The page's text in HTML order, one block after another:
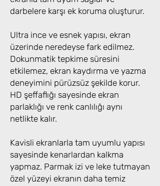
darbelere karşı ek koruma oluşturur.
Ultra ince ve esnek yapısı, ekran
üzerinde neredeyse fark edilmez.
Dokunmatik tepkime süresini
etkilemez, ekran kaydırma ve yazma
deneyimini pürüzsüz şekilde korur.
HD şeffaflığı sayesinde ekran
parlaklığı ve renk canlılığı aynı
netlikte kalır.
Kavisli ekranlarla tam uyumlu yapısı
sayesinde kenarlardan kalkma
yapmaz. Parmak izi ve leke tutmayan
özel yüzeyi ekranın daha temiz